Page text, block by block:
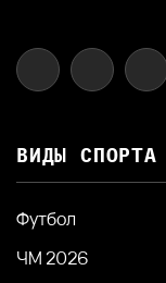
ВИДЫ СПОРТА
Футбол
ЧМ 2026